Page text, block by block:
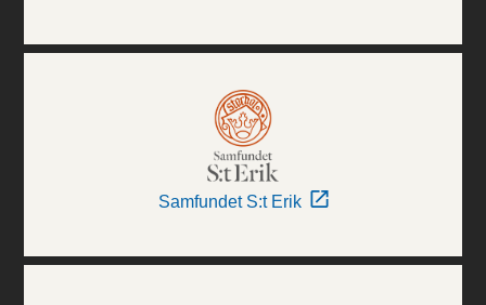
Samfundet S:t Erik